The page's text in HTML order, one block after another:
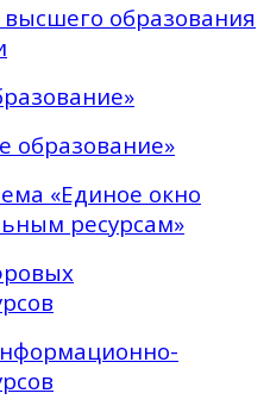
образования
образование»
«Единое окно
ресурсам»